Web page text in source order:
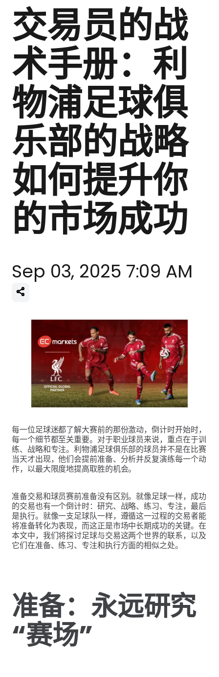
交易员的战
术手册：利
物浦足球俱
乐部的战略
如何提升你
的市场成功
Sep 03, 2025 7:09 AM
每一位足球迷都了解大赛前的那份激动，倒计时开始时，
每一个细节都至关重要。对于职业球员来说，重点在于训
练、战略和专注。利物浦足球俱乐部的球员并不是在比赛
当天才出现，他们会提前准备、分析并反复演练每一个动
作，以最大限度地提高取胜的机会。
准备交易和球员赛前准备没有区别。就像足球一样，成功
的交易也有一个倒计时：研究、战略、练习、专注，最后
是执行。就像一支足球队一样，遵循这一过程的交易者能
将准备转化为表现，而这正是市场中长期成功的关键。在
本文中，我们将探讨足球与交易这两个世界的联系，以及
它们在准备、练习、专注和执行方面的相似之处。
准备：永远研究
“赛场”